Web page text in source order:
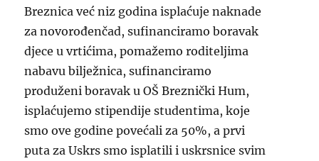
Breznica već niz godina isplaćuje naknade
za novorođenčad, sufinanciramo boravak
djece u vrtićima, pomažemo roditeljima
nabavu bilježnica, sufinanciramo
produženi boravak u OŠ Breznički Hum,
isplaćujemo stipendije studentima, koje
smo ove godine povećali za 50%, a prvi
puta za Uskrs smo isplatili i uskrsnice svim